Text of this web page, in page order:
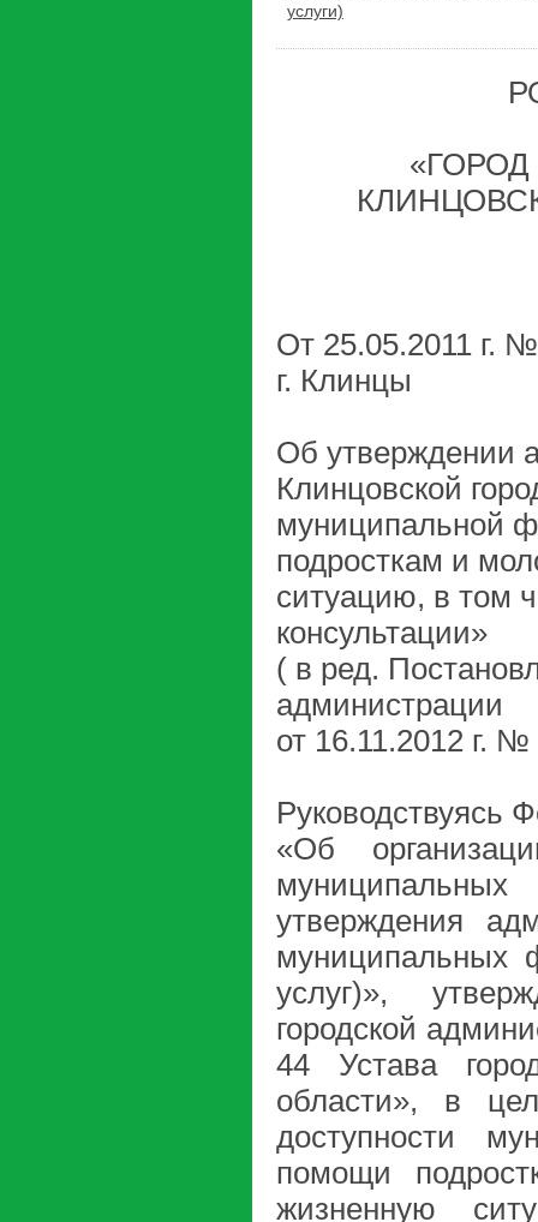
услуги)
От 25.05.2011 г.
г. Клинцы
Об утверждении
Клинцовской
муниципальной
подросткам и
ситуацию, в том
консультации»
( в ред.
администрации
от 16.11.2012 г. №
Руководствуясь
«Об
утверждения
муниципальных
услуг)»,
городской
44 Устава
области», в
доступности
помощи
жизненную